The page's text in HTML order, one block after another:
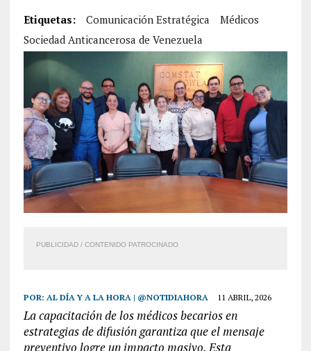
Etiquetas: Comunicación Estratégica
Médicos
Sociedad Anticancerosa de Venezuela
PUBLICIDAD / CONTENIDO PATROCINADO
POR: AL DÍA Y A LA HORA | @NOTIDIAHORA 11 ABRIL, 2026
La capacitación de los médicos becarios en
estrategias de difusión garantiza que el mensaje
preventivo logre un impacto masivo. Esta